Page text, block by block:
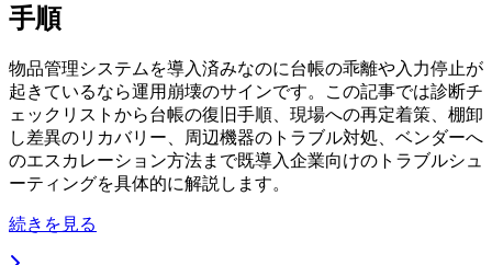
手順
物品管理システムを導入済みなのに台帳の乖離や入力停止が
起きているなら運用崩壊のサインです。この記事では診断チ
ェックリストから台帳の復旧手順、現場への再定着策、棚卸
し差異のリカバリー、周辺機器のトラブル対処、ベンダーへ
のエスカレーション方法まで既導入企業向けのトラブルシュ
ーティングを具体的に解説します。
続きを見る